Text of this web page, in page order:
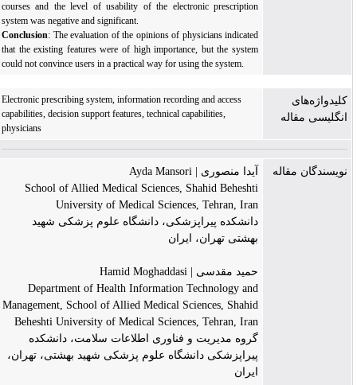
courses and the level of usability of the electronic prescription
system was negative and significant.
Conclusion: The evaluation of the opinions of physicians indicated
that the existing features were of high importance, but the system
could not convince users in a practical way for using the system
کلیدواژه‌های
انگلیسی مقاله
Electronic prescribing system, information recording and access
capabilities, decision support features, technical capabilities,
physicians
نویسندگان مقاله
آیدا منصوری | Ayda Mansori
School of Allied Medical Sciences, Shahid Beheshti
University of Medical Sciences, Tehran, Iran
دانشکده پیراپزشکی، دانشگاه علوم پزشکی شهید
بهشتی تهران، ایران
حمید مقدسی | Hamid Moghaddasi
Department of Health Information Technology and
Management, School of Allied Medical Sciences, Shahid
Beheshti University of Medical Sciences, Tehran, Iran
گروه مدیریت و فناوری اطلاعات سلامت، دانشکده
پیراپزشکی دانشگاه علوم پزشکی شهید بهشتی، تهران،
ایران